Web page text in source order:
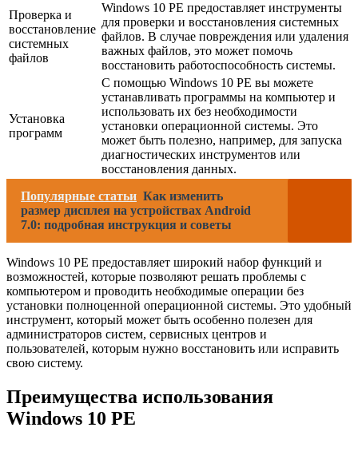
Проверка и
восстановление
системных
файлов
Windows 10 PE предоставляет инструменты
для проверки и восстановления системных
файлов. В случае повреждения или удаления
важных файлов, это может помочь
восстановить работоспособность системы.
Установка
программ
С помощью Windows 10 PE вы можете
устанавливать программы на компьютер и
использовать их без необходимости
установки операционной системы. Это
может быть полезно, например, для запуска
диагностических инструментов или
восстановления данных.
Популярные статьи Как изменить
размер дисплея на устройствах Android
7.0: подробная инструкция и советы
Windows 10 PE предоставляет широкий набор функций и
возможностей, которые позволяют решать проблемы с
компьютером и проводить необходимые операции без
установки полноценной операционной системы. Это удобный
инструмент, который может быть особенно полезен для
администраторов систем, сервисных центров и
пользователей, которым нужно восстановить или исправить
свою систему.
Преимущества использования
Windows 10 PE